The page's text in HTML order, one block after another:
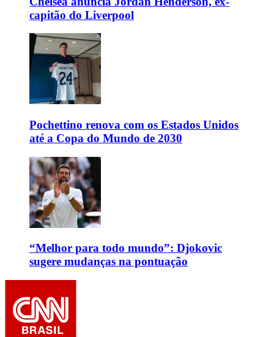
capitão do Liverpool
Pochettino renova com os Estados Unidos
até a Copa do Mundo de 2030
“Melhor para todo mundo”: Djokovic
sugere mudanças na pontuação